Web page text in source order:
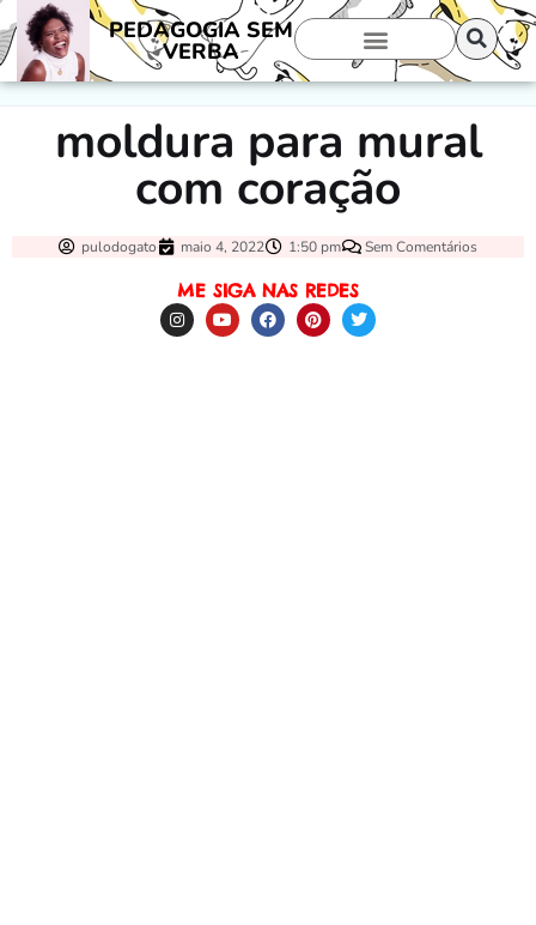
PEDAGOGIA SEM
VERBA
moldura para mural
com coração
pulodogato maio 4, 2022 1:50 pm Sem Comentários
ME SIGA NAS REDES